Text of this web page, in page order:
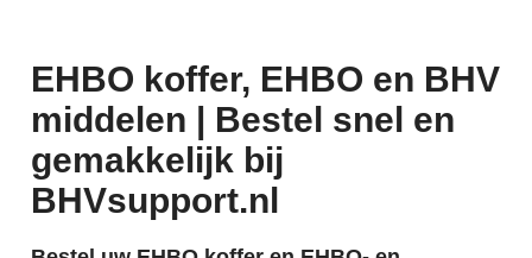
EHBO koffer, EHBO en BHV
middelen | Bestel snel en
gemakkelijk bij
BHVsupport.nl